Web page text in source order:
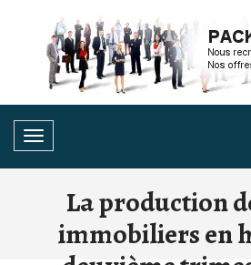
Toggle navigation
La production
immobiliers en